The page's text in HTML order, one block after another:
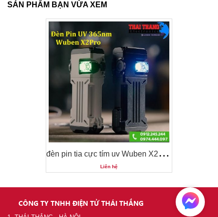
SẢN PHẨM BẠN VỪA XEM
đ
èn pin tia cực tím uv Wuben X2Pro UV 365nm
Liên hệ
CÔNG TY TNHH ĐIỆN TỬ THÁI THẮNG